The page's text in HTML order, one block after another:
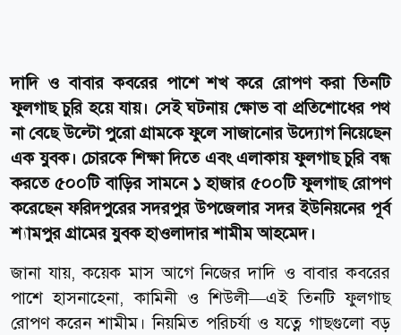
দাদি ও বাবার কবরের পাশে শখ করে রোপণ করা তিনটি
ফুলগাছ চুরি হয়ে যায়। সেই ঘটনায় ক্ষোভ বা প্রতিশোধের পথ
না বেছে উল্টো পুরো গ্রামকে ফুলে সাজানোর উদ্যোগ নিয়েছেন
এক যুবক। চোরকে শিক্ষা দিতে এবং এলাকায় ফুলগাছ চুরি বন্ধ
করতে ৫০০টি বাড়ির সামনে ১ হাজার ৫০০টি ফুলগাছ রোপণ
করেছেন ফরিদপুরের সদরপুর উপজেলার সদর ইউনিয়নের পূর্ব
শ্যামপুর গ্রামের যুবক হাওলাদার শামীম আহমেদ।
জানা যায়, কয়েক মাস আগে নিজের দাদি ও বাবার কবরের
পাশে হাসনাহেনা, কামিনী ও শিউলী—এই তিনটি ফুলগাছ
রোপণ করেন শামীম। নিয়মিত পরিচর্যা ও যত্নে গাছগুলো বড়